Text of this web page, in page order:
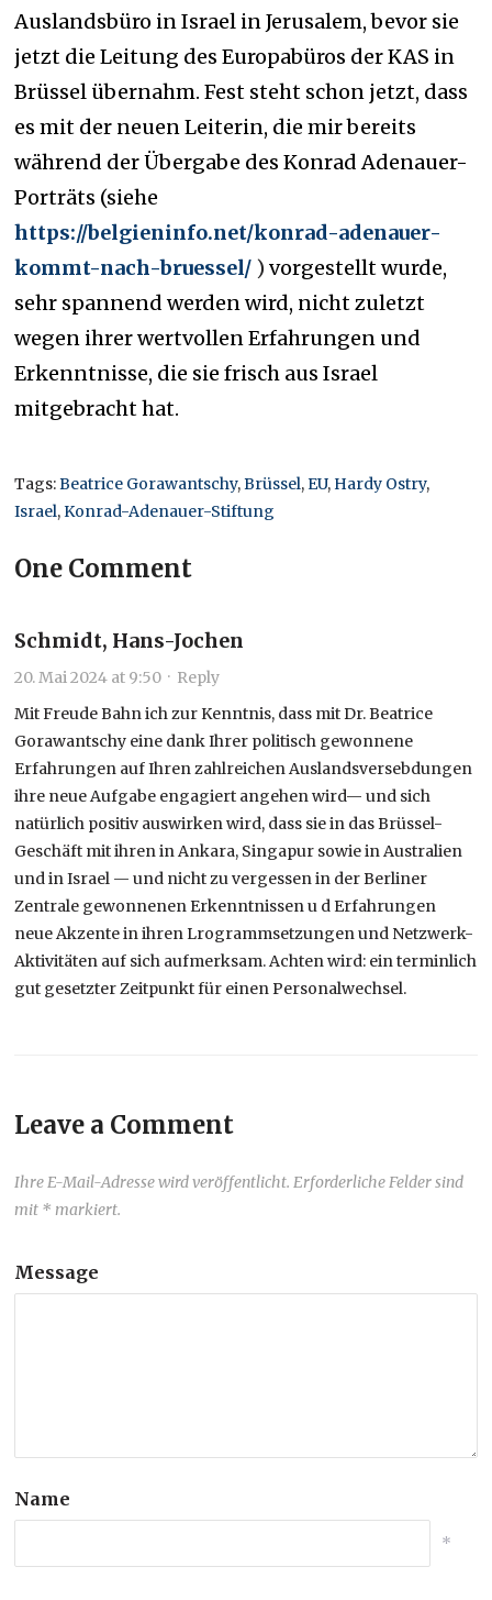
Auslandsbüro in Israel in Jerusalem, bevor sie
jetzt die Leitung des Europabüros der KAS in
Brüssel übernahm. Fest steht schon jetzt, dass
es mit der neuen Leiterin, die mir bereits
während der Übergabe des Konrad Adenauer-
Porträts (siehe
https://belgieninfo.net/konrad-adenauer-
kommt-nach-bruessel/ )vorgestellt wurde,
sehr spannend werden wird, nicht zuletzt
wegen ihrer wertvollen Erfahrungen und
Erkenntnisse, die sie frisch aus Israel
mitgebracht hat.
Tags:Beatrice Gorawantschy,Brüssel,EU, Hardy Ostry,
Israel,Konrad-Adenauer-Stiftung
One Comment
Schmidt, Hans-Jochen
20. Mai 2024 at 9:50 · Reply
Mit Freude Bahn ich zur Kenntnis, dass mit Dr. Beatrice
Gorawantschy eine dank Ihrer politisch gewonnene
Erfahrungen auf Ihren zahlreichen Auslandsversebdungen
ihre neue Aufgabe engagiert angehen wird— und sich
natürlich positiv auswirken wird, dass sie in das Brüssel-
Geschäft mit ihren in Ankara, Singapur sowie in Australien
und in Israel — und nicht zu vergessen in der Berliner
Zentrale gewonnenen Erkenntnissen u d Erfahrungen
neue Akzente in ihren Lrogrammsetzungen und Netzwerk-
Aktivitäten auf sich aufmerksam. Achten wird: ein terminlich
gut gesetzter Zeitpunkt für einen Personalwechsel.
Leave a Comment
Ihre E-Mail-Adresse wird veröffentlicht. Erforderliche Felder sind
mit * markiert.
Message
Name
*